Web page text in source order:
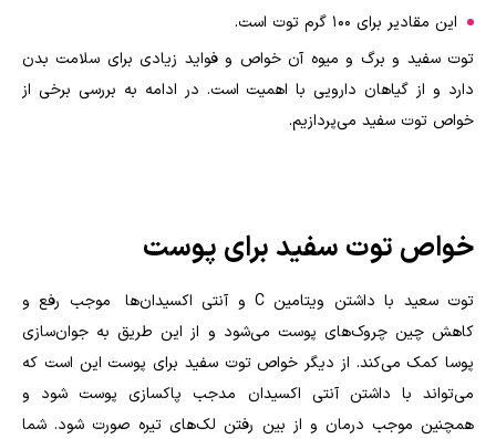
این مقادیر برای ۱۰۰ گرم توت است.
توت سفید و برگ و میوه آن خواص و فواید زیادی برای سلامت بدن
دارد و از گیاهان دارویی با اهمیت است. در ادامه به بررسی برخی از
خواص توت سفید می‌پردازیم.
خواص توت سفید برای پوست
توت سعید با داشتن ویتامینC و آنتی اکسیدان‌ها موجب رفع و
کاهش چین چروک‌های پوست می‌شود و از این طریق به جوان‌سازی
پوسا کمک می‌کند. از دیگر خواص توت سفید برای پوست این است که
می‌تواند با داشتن آنتی اکسیدان مدجب پاکسازی پوست شود و
همچنین موجب درمان و از بین رفتن لک‌های تیره صورت شود. شما